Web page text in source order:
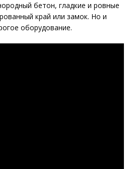
бетон, гладкие и ровные
край или замок. Но и
оборудование.